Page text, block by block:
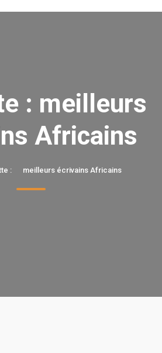
: meilleurs
Africains
: meilleurs écrivains Africains